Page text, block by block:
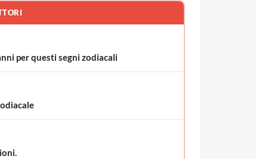
per questi segni zodiacali